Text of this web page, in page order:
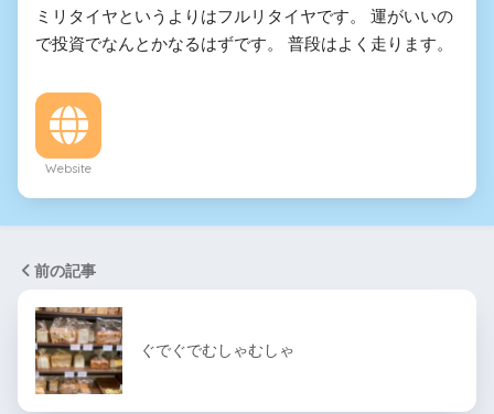
ミリタイヤというよりはフルリタイヤです。 運がいいの
で投資でなんとかなるはずです。 普段はよく走ります。
Website
前の記事
ぐでぐでむしゃむしゃ